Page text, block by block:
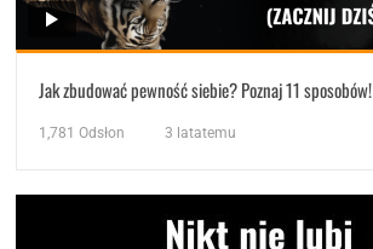
Jak zbudować pewność siebie? Poznaj 11 sposobów!
1,781 Odsłon 3 latatemu